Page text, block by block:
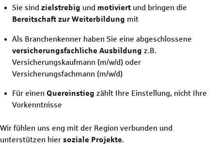
Sie sindzielstrebig und motiviert und bringen die
Bereitschaft zur Weiterbildung mit
Als Branchenkenner haben Sie eine abgeschlossene
versicherungsfachliche Ausbildung z.B.
Versicherungskaufmann (m/w/d) oder
Versicherungsfachmann (m/w/d)
Für einen Quereinstiegzählt Ihre Einstellung, nicht Ihre
Vorkenntnisse
Wir fühlen uns eng mit der Region verbunden und
unterstützen hier soziale Projekte.